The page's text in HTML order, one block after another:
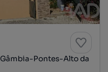
Pontes-Alto da